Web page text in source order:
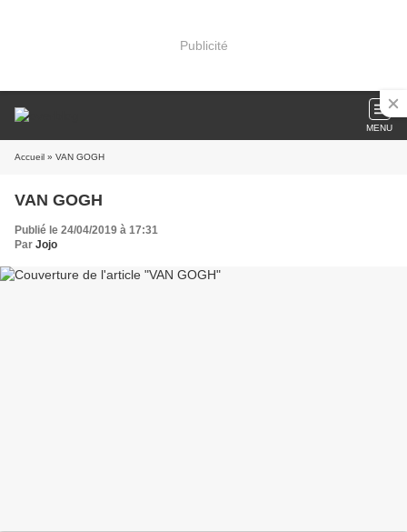
Publicité
MENU
Accueil » VAN GOGH
VAN GOGH
Publié le 24/04/2019 à 17:31
Par Jojo